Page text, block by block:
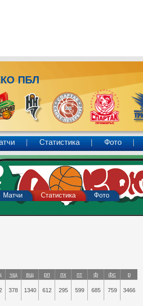
ПБЛ
Статистика Фото
Матчи Статистика Фото
чщ вщ рп пх пт ф фс р
378 1340 612 295 599 685 759 3466